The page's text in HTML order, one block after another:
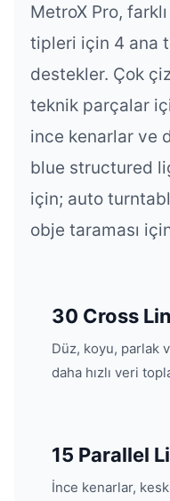
MetroX Pro,
tipleri için 4 ana
destekler. Çok
teknik parçalar
ince kenarlar ve
blue structured
için; auto
obje taraması
30 Cross
Düz, koyu, parlak
daha hızlı veri
15 Parallel
İnce kenarlar,